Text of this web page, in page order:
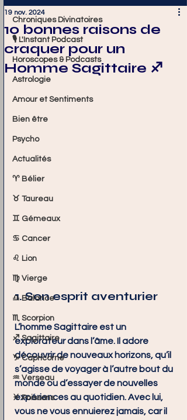
Chroniques Divinatoires
🎙️ L'Instant Podcast
Horoscopes & Podcasts
Astrologie
Amour et Sentiments
Bien être
Psycho
Actualités
♈ Bélier
♉ Taureau
♊ Gémeaux
♋ Cancer
♌ Lion
♍ Vierge
♎ Balance
♏ Scorpion
♐ Sagittaire
♑ Capricorne
♒ Verseau
♓ Poissons
10 bonnes raisons de
craquer pour un
Homme Sagittaire ♐️
19 nov. 2024
1. Son esprit aventurier
L’homme Sagittaire est un
explorateur dans l’âme. Il adore
découvrir de nouveaux horizons, qu’il
s’agisse de voyager à l’autre bout du
monde ou d’essayer de nouvelles
expériences au quotidien. Avec lui,
vous ne vous ennuierez jamais, car il